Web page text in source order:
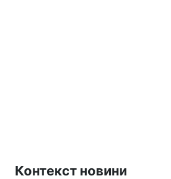
Контекст новини